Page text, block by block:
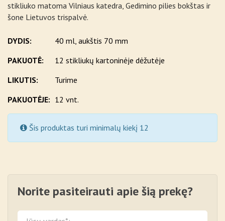
stikliuko matoma Vilniaus katedra, Gedimino pilies bokštas ir
šone Lietuvos trispalvė.
DYDIS:
40 ml, aukštis 70 mm
PAKUOTĖ:
12 stikliukų kartoninėje dėžutėje
LIKUTIS:
Turime
PAKUOTĖJE: 12 vnt.
Šis produktas turi minimalų kiekį 12
Norite pasiteirauti apie šią prekę?